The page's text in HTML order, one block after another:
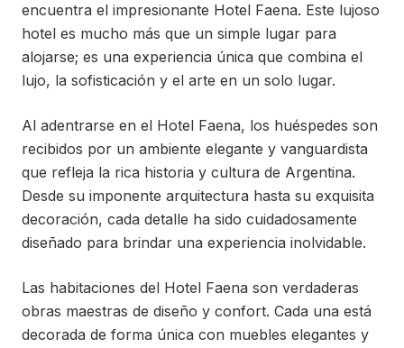
encuentra el impresionante Hotel Faena. Este lujoso
hotel es mucho más que un simple lugar para
alojarse; es una experiencia única que combina el
lujo, la sofisticación y el arte en un solo lugar.
Al adentrarse en el Hotel Faena, los huéspedes son
recibidos por un ambiente elegante y vanguardista
que refleja la rica historia y cultura de Argentina.
Desde su imponente arquitectura hasta su exquisita
decoración, cada detalle ha sido cuidadosamente
diseñado para brindar una experiencia inolvidable.
Las habitaciones del Hotel Faena son verdaderas
obras maestras de diseño y confort. Cada una está
decorada de forma única con muebles elegantes y